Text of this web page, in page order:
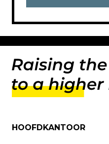
HOOFDKANTOOR